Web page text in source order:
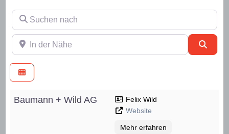
Suchen nach
In der Nähe
Baumann + Wild AG
Felix Wild
Website
Mehr erfahren